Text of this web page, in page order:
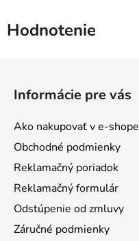
Hodnotenie
Informácie pre vás
Ako nakupovať v e-shope
Obchodné podmienky
Reklamačný poriadok
Reklamačný formulár
Odstúpenie od zmluvy
Záručné podmienky